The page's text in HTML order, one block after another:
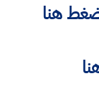
هنا